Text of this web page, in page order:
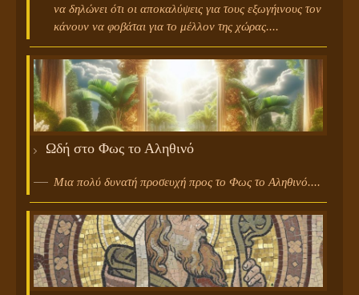
να δηλώνει ότι οι αποκαλύψεις για τους εξωγήινους τον
κάνουν να φοβάται για το μέλλον της χώρας....
Ωδή στο Φως το Αληθινό
Μια πολύ δυνατή προσευχή προς το Φως το Αληθινό....